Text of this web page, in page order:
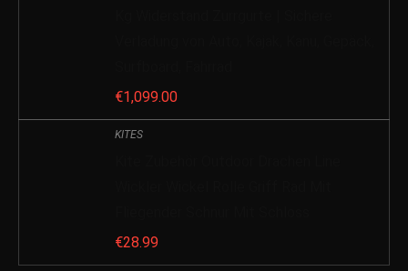
€1,099.00
KITES
€28.99